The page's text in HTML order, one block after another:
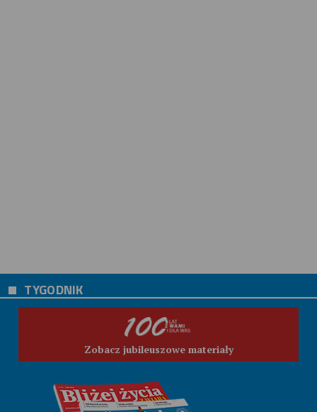
TYGODNIK
Zobacz jubileuszowe materiały